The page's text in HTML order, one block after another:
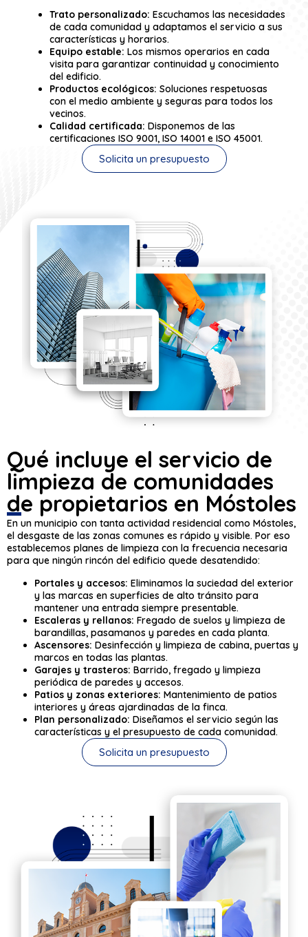
Trato personalizado: Escuchamos las necesidades
de cada comunidad y adaptamos el servicio a sus
características y horarios.
Equipo estable: Los mismos operarios en cada
visita para garantizar continuidad y conocimiento
del edificio.
Productos ecológicos: Soluciones respetuosas
con el medio ambiente y seguras para todos los
vecinos.
Calidad certificada: Disponemos de las
certificaciones ISO 9001, ISO 14001 e ISO 45001.
Solicita un presupuesto
Qué incluye el servicio de
limpieza de comunidades
de propietarios en Móstoles
En un municipio con tanta actividad residencial como Móstoles,
el desgaste de las zonas comunes es rápido y visible. Por eso
establecemos planes de limpieza con la frecuencia necesaria
para que ningún rincón del edificio quede desatendido:
Portales y accesos: Eliminamos la suciedad del exterior
y las marcas en superficies de alto tránsito para
mantener una entrada siempre presentable.
Escaleras y rellanos: Fregado de suelos y limpieza de
barandillas, pasamanos y paredes en cada planta.
Ascensores: Desinfección y limpieza de cabina, puertas y
marcos en todas las plantas.
Garajes y trasteros: Barrido, fregado y limpieza
periódica de paredes y accesos.
Patios y zonas exteriores: Mantenimiento de patios
interiores y áreas ajardinadas de la finca.
Plan personalizado: Diseñamos el servicio según las
características y el presupuesto de cada comunidad.
Solicita un presupuesto